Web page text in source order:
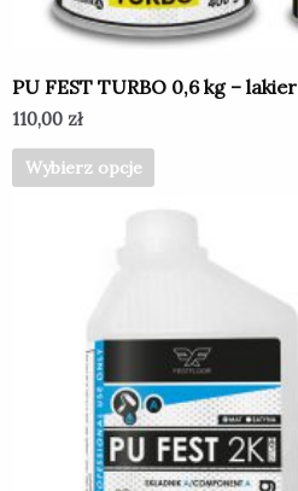
PU FEST TURBO 0,6 kg – lakier
110,00 zł
Wybierz opcje
stronie
wariantów.